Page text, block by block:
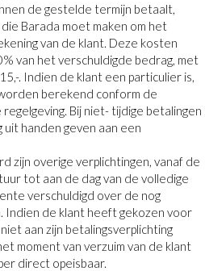
de gestelde termijn betaalt,
Barada moet maken om het
van de klant. Deze kosten
van het verschuldigde bedrag, met
. Indien de klant een particulier is,
berekend conform de
Bij niet- tijdige betalingen
handen geven aan een
zijn overige verplichtingen, vanaf de
tot aan de dag van de volledige
verschuldigd over de nog
Indien de klant heeft gekozen voor
aan zijn betalingsverplichting
moment van verzuim van de klant
direct opeisbaar.